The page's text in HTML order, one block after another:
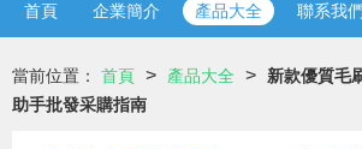
首頁 企業簡介 產品大全 聯系我們
當前位置： 首頁 > 產品大全 >
新款優質毛
助手批發采購指南